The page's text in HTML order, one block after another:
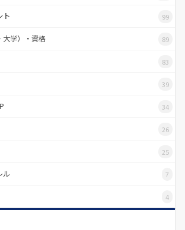
ト 99
大学）・資格 89
83
39
34
26
25
ル 7
4